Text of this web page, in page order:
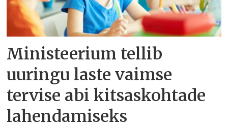
Ministeerium tellib
uuringu laste vaimse
tervise abi kitsaskohtade
lahendamiseks